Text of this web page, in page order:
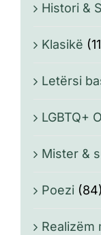
Histori &
Klasikë
Letërsi
LGBTQ+
Mister &
Poezi (84)
Realizëm